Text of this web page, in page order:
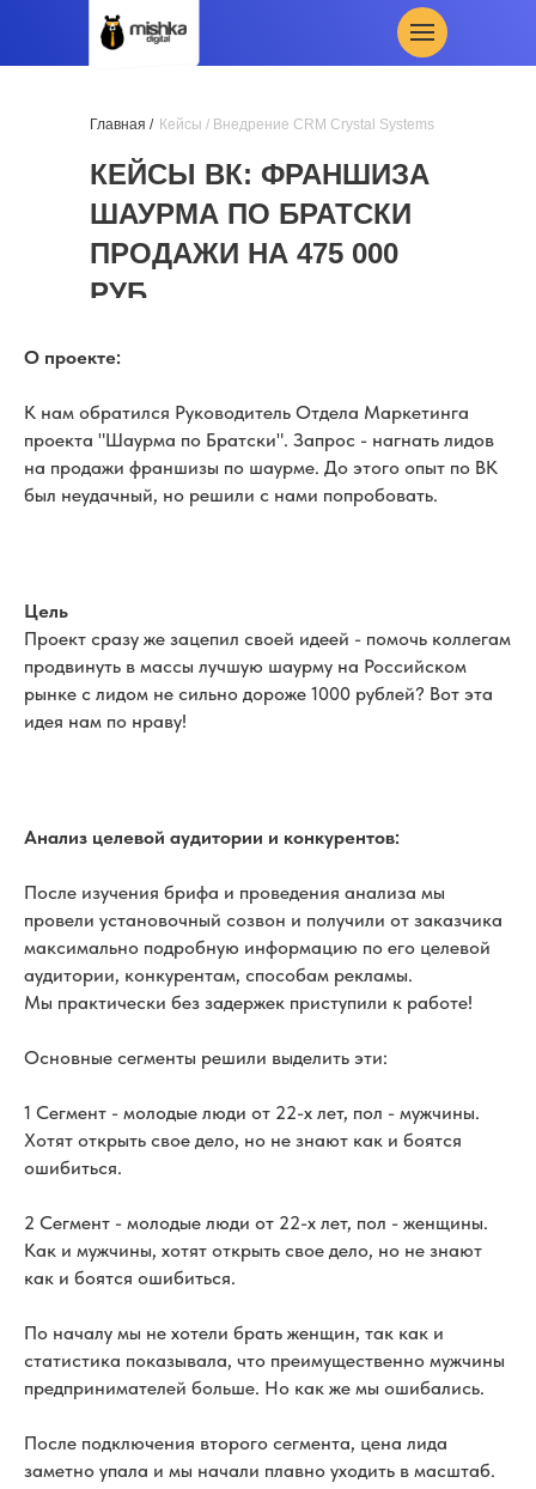
КЕЙСЫ ВК: ФРАНШИЗА
ШАУРМА ПО БРАТСКИ
ПРОДАЖИ НА 475 000
РУБ
Кейсы / Внедрение CRM Crystal Systems
Главная /
О проекте:
К нам обратился Руководитель Отдела Маркетинга
проекта "Шаурма по Братски". Запрос - нагнать лидов
на продажи франшизы по шаурме. До этого опыт по ВК
был неудачный, но решили с нами попробовать.
Цель
Проект сразу же зацепил своей идеей - помочь коллегам
продвинуть в массы лучшую шаурму на Российском
рынке с лидом не сильно дороже 1000 рублей? Вот эта
идея нам по нраву!
Анализ целевой аудитории и конкурентов:
После изучения брифа и проведения анализа мы
провели установочный созвон и получили от заказчика
максимально подробную информацию по его целевой
аудитории, конкурентам, способам рекламы.
Мы практически без задержек приступили к работе!
Основные сегменты решили выделить эти:
1 Сегмент - молодые люди от 22-х лет, пол - мужчины.
Хотят открыть свое дело, но не знают как и боятся
ошибиться.
2 Сегмент - молодые люди от 22-х лет, пол - женщины.
Как и мужчины, хотят открыть свое дело, но не знают
как и боятся ошибиться.
По началу мы не хотели брать женщин, так как и
статистика показывала, что преимущественно мужчины
предпринимателей больше. Но как же мы ошибались.
После подключения второго сегмента, цена лида
заметно упала и мы начали плавно уходить в масштаб.